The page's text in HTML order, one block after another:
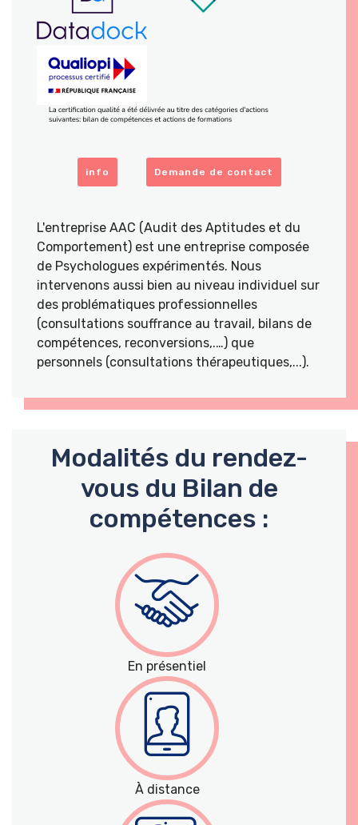
info Demande de contact
L'entreprise AAC (Audit des Aptitudes et du
Comportement) est une entreprise composée
de Psychologues expérimentés. Nous
intervenons aussi bien au niveau individuel sur
des problématiques professionnelles
(consultations souffrance au travail, bilans de
compétences, reconversions,.…) que
personnels (consultations thérapeutiques,...).
Modalités du rendez-
vous du Bilan de
compétences :
En présentiel
À distance